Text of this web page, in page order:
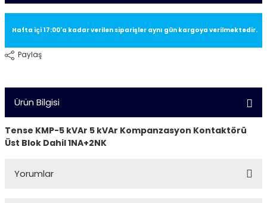
Hafta içi 17:00'a kadar verilen siparişler aynı gün kargoya verilmektedir.
Paylaş
Ürün Bilgisi
Tense KMP-5 kVAr 5 kVAr Kompanzasyon Kontaktörü
Üst Blok Dahil 1NA+2NK
Yorumlar